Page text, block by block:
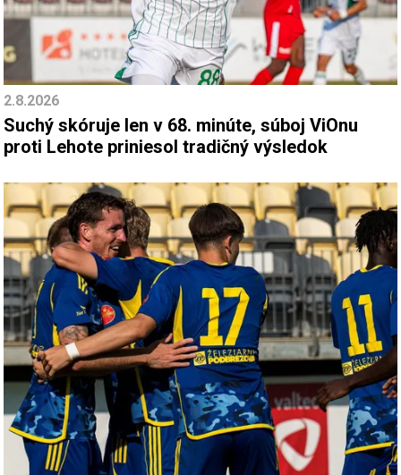
2.8.2026
Suchý skóruje len v 68. minúte, súboj ViOnu
proti Lehote priniesol tradičný výsledok